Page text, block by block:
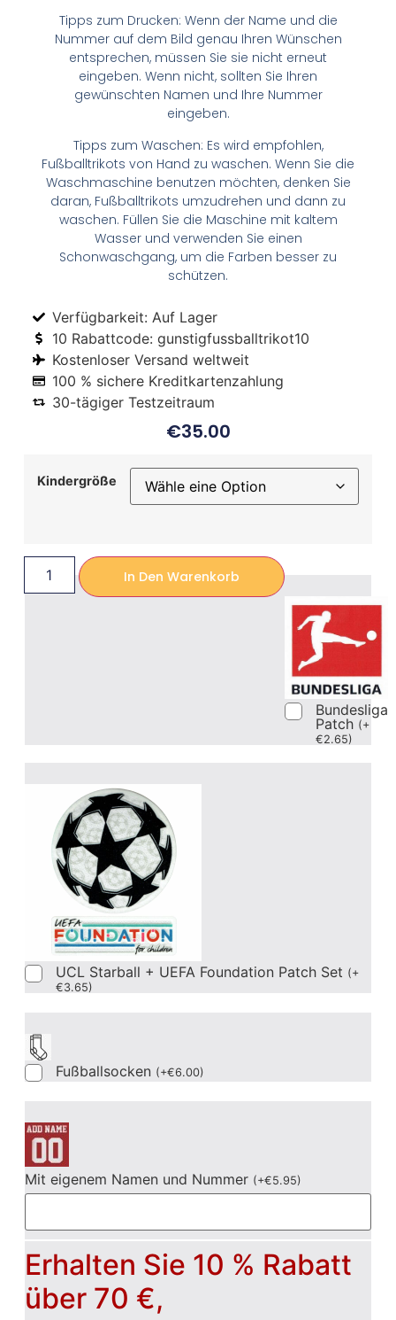
Tipps zum Drucken: Wenn der Name und die
Nummer auf dem Bild genau Ihren Wünschen
entsprechen, müssen Sie sie nicht erneut
eingeben. Wenn nicht, sollten Sie Ihren
gewünschten Namen und Ihre Nummer
eingeben.
Tipps zum Waschen: Es wird empfohlen,
Fußballtrikots von Hand zu waschen. Wenn Sie die
Waschmaschine benutzen möchten, denken Sie
daran, Fußballtrikots umzudrehen und dann zu
waschen. Füllen Sie die Maschine mit kaltem
Wasser und verwenden Sie einen
Schonwaschgang, um die Farben besser zu
schützen.
Verfügbarkeit: Auf Lager
10 Rabattcode: gunstigfussballtrikot10
Kostenloser Versand weltweit
100 % sichere Kreditkartenzahlung
30-tägiger Testzeitraum
€35.00
Kindergröße
In Den Warenkorb
Bundesliga
Patch (+
€2.65)
UCL Starball + UEFA Foundation Patch Set (+
€3.65)
Fußballsocken (+€6.00)
Mit eigenem Namen und Nummer (+€5.95)
Erhalten Sie 10 % Rabatt
über 70 €,